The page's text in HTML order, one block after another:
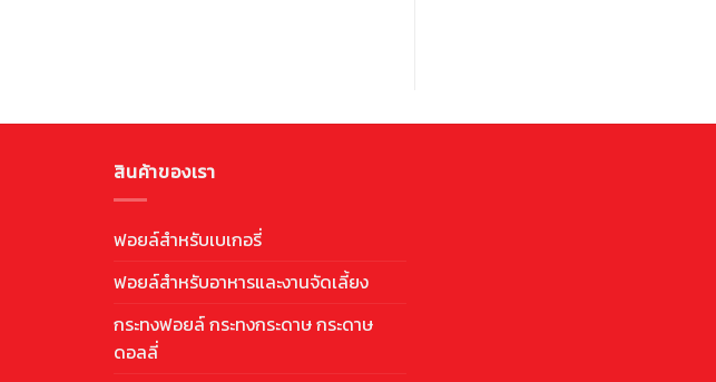
สินค้าของเรา
ฟอยล์สำหรับเบเกอรี่
ฟอยล์สำหรับอาหารและงานจัดเลี้ยง
กระทงฟอยล์ กระทงกระดาษ กระดาษ
ดอลลี่